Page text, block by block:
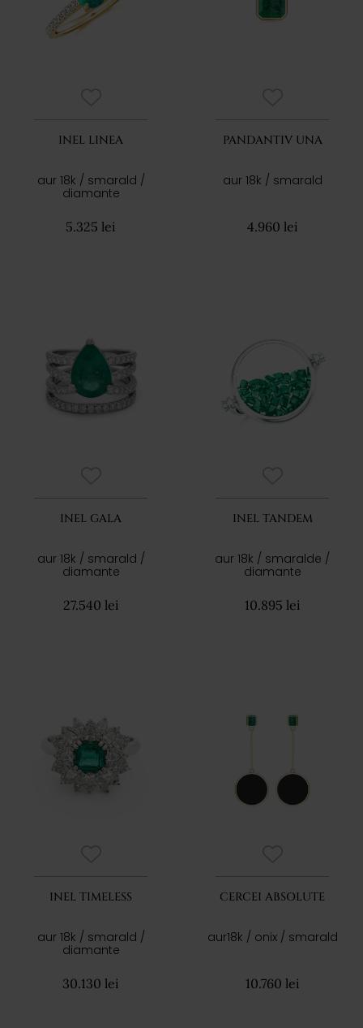
INEL LINEA
aur 18k / smarald /
diamante
5.325 lei
PANDANTIV UNA
aur 18k / smarald
4.960 lei
INEL GALA
aur 18k / smarald /
diamante
27.540 lei
INEL TANDEM
aur 18k / smaralde /
diamante
10.895 lei
INEL TIMELESS
aur 18k / smarald /
diamante
30.130 lei
CERCEI ABSOLUTE
aur18k / onix / smarald
10.760 lei